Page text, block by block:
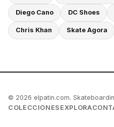
Diego Cano DC Shoes
Chris Khan Skate Agora
© 2026 elpatin.com.
COLECCIONES EXPLORA